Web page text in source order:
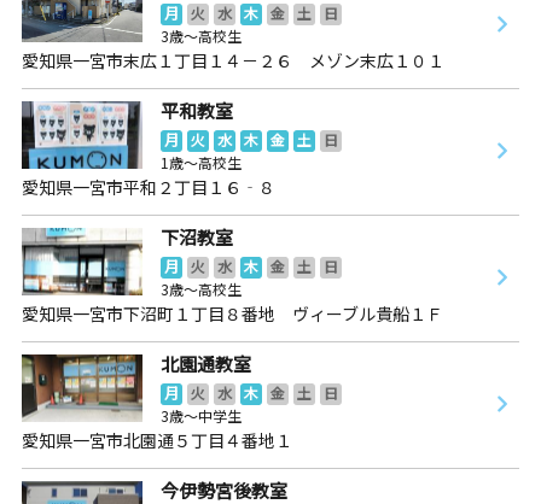
月 火 水 木 金 土
日
3歳～高校生
愛知県一宮市末広１丁目１４－２６ メゾン末広１０１
平和教室
月 火 水 木 金 土
日
1歳～高校生
愛知県一宮市平和２丁目１６‐８
下沼教室
月 火 水 木 金 土
日
3歳～高校生
愛知県一宮市下沼町１丁目８番地 ヴィーブル貴船１Ｆ
北園通教室
月 火 水 木 金 土
日
3歳～中学生
愛知県一宮市北園通５丁目４番地１
今伊勢宮後教室